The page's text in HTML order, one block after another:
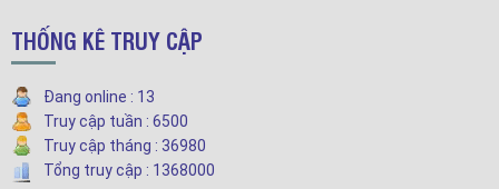
THỐNG KÊ TRUY CẬP
Đang online : 13
Truy cập tuần : 6500
Truy cập tháng : 36980
Tổng truy cập : 1368000